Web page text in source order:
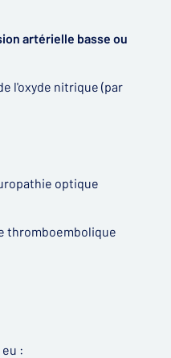
artérielle basse ou
l'oxyde nitrique (par
optique
thromboembolique
: